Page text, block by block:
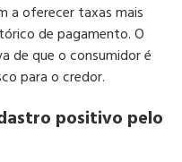
a oferecer taxas mais
de pagamento. O
de que o consumidor é
para o credor.
positivo pelo